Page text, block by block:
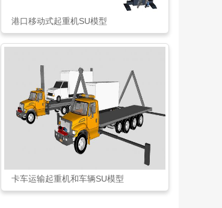
港口移动式起重机SU模型
卡车运输起重机和车辆SU模型